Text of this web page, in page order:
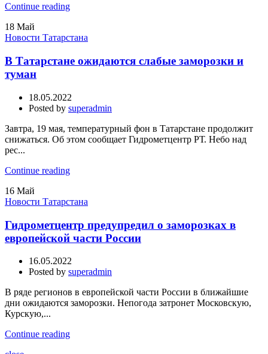
Continue reading
18 Май
Новости Татарстана
В Татарстане ожидаются слабые заморозки и
туман
18.05.2022
Posted by superadmin
Завтра, 19 мая, температурный фон в Татарстане продолжит
снижаться. Об этом сообщает Гидрометцентр РТ. Небо над
рес...
Continue reading
16 Май
Новости Татарстана
Гидрометцентр предупредил о заморозках в
европейской части России
16.05.2022
Posted by superadmin
В ряде регионов в европейской части России в ближайшие
дни ожидаются заморозки. Непогода затронет Московскую,
Курскую,...
Continue reading